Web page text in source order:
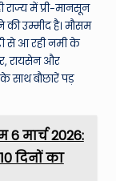
राज्य में प्री-मानसून
उम्मीद है। मौसम
से आ रही नमी के
रायसेन और
साथ बौछारें पड़
मार्च 2026:
दिनों का